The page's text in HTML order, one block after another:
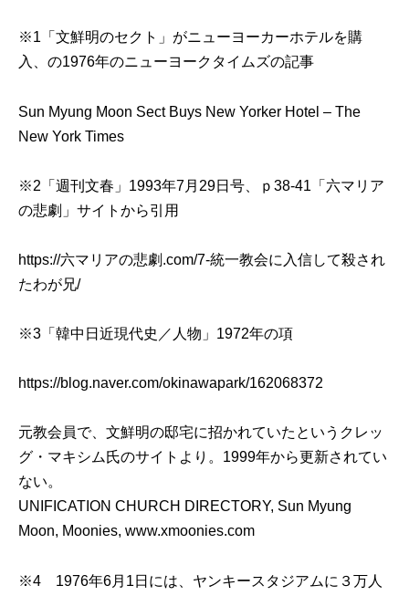
※1「文鮮明のセクト」がニューヨーカーホテルを購
入、の1976年のニューヨークタイムズの記事
Sun Myung Moon Sect Buys New Yorker Hotel – The
New York Times
※2「週刊文春」1993年7月29日号、ｐ38-41「六マリア
の悲劇」サイトから引用
https://六マリアの悲劇.com/7-統一教会に入信して殺され
たわが兄/
※3「韓中日近現代史／人物」1972年の項
https://blog.naver.com/okinawapark/162068372
元教会員で、文鮮明の邸宅に招かれていたというクレッ
グ・マキシム氏のサイトより。1999年から更新されてい
ない。
UNIFICATION CHURCH DIRECTORY, Sun Myung
Moon, Moonies,www.xmoonies.com
※4 1976年6月1日には、ヤンキースタジアムに３万人